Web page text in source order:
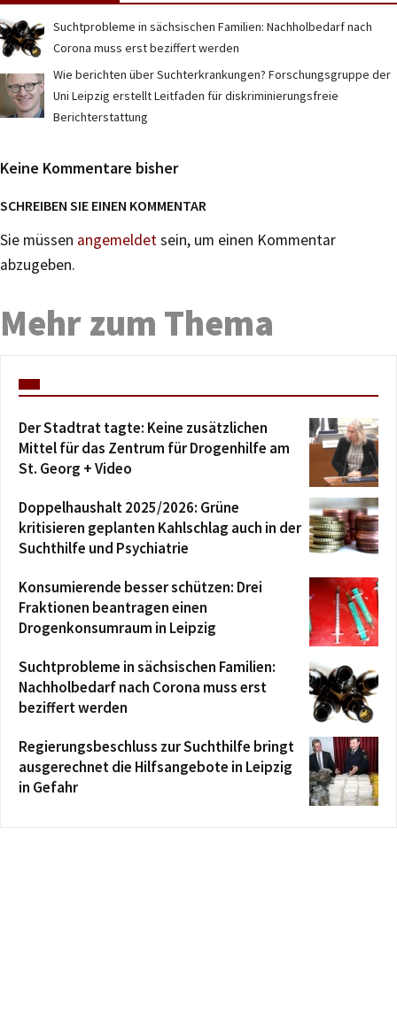
Suchtprobleme in sächsischen Familien: Nachholbedarf nach
Corona muss erst beziffert werden
Wie berichten über Suchterkrankungen? Forschungsgruppe der
Uni Leipzig erstellt Leitfaden für diskriminierungsfreie
Berichterstattung
Keine Kommentare bisher
SCHREIBEN SIE EINEN KOMMENTAR
Sie müssen angemeldetsein, um einen Kommentar
abzugeben.
Mehr zum Thema
Der Stadtrat tagte: Keine zusätzlichen
Mittel für das Zentrum für Drogenhilfe am
St. Georg + Video
Doppelhaushalt 2025/2026: Grüne
kritisieren geplanten Kahlschlag auch in der
Suchthilfe und Psychiatrie
Konsumierende besser schützen: Drei
Fraktionen beantragen einen
Drogenkonsumraum in Leipzig
Suchtprobleme in sächsischen Familien:
Nachholbedarf nach Corona muss erst
beziffert werden
Regierungsbeschluss zur Suchthilfe bringt
ausgerechnet die Hilfsangebote in Leipzig
in Gefahr